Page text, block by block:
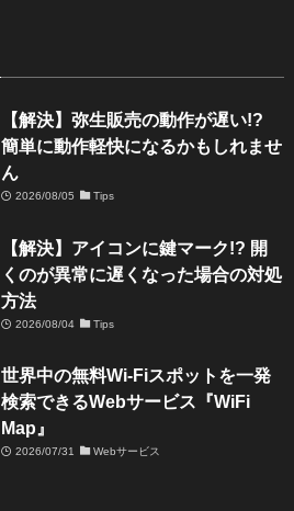
【解決】弥生販売の動作が遅い!?
簡単に動作軽快になるかもしれませ
ん
2026/08/05 Tips
【解決】アイコンに鍵マーク!? 開
くのが異常に遅くなった場合の対処
方法
2026/08/04 Tips
世界中の無料Wi-Fiスポットを一発
検索できるWebサービス『WiFi
Map』
2026/07/31 Webサービス